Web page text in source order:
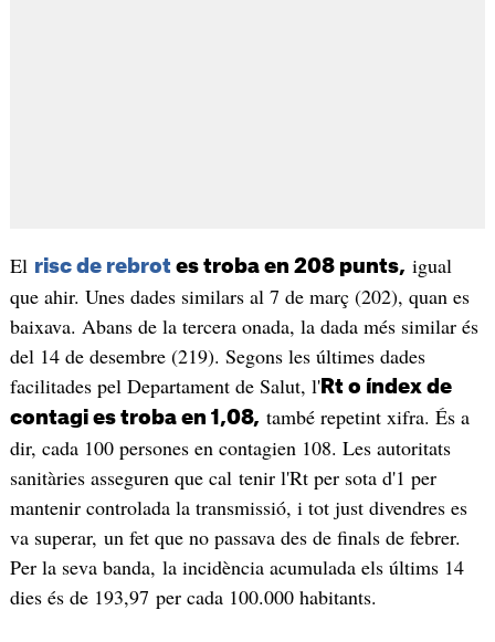
El risc de rebrotes troba en 208 punts, igual
que ahir. Unes dades similars al 7 de març (202), quan es
baixava. Abans de la tercera onada, la dada més similar és
del 14 de desembre (219). Segons les últimes dades
facilitades pel Departament de Salut, l'Rt o índex de
contagi es troba en 1,08, també repetint xifra. És a
dir, cada 100 persones en contagien 108. Les autoritats
sanitàries asseguren que cal tenir l'Rt per sota d'1 per
mantenir controlada la transmissió, i tot just divendres es
va superar, un fet que no passava des de finals de febrer.
Per la seva banda, la incidència acumulada els últims 14
dies és de 193,97 per cada 100.000 habitants.